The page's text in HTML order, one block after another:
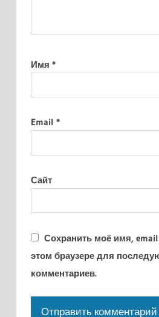
Имя *
Email *
Сайт
Сохранить моё имя,
этом браузере для
комментариев.